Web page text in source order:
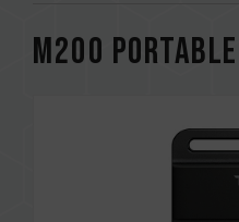
M200 Portable